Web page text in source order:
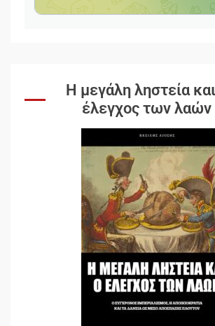
Η μεγάλη ληστεία
έλεγχος των λαών